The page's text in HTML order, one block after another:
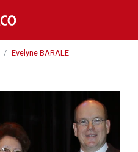
Evelyne BARALE